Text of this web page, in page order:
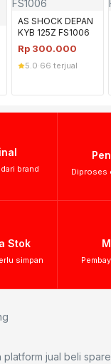
AS SHOCK DEPAN
KYB 125Z FS1006
Rp 300.000
5.0 66 terjual
brand
Diproses
Stok
simpan
platform jual beli